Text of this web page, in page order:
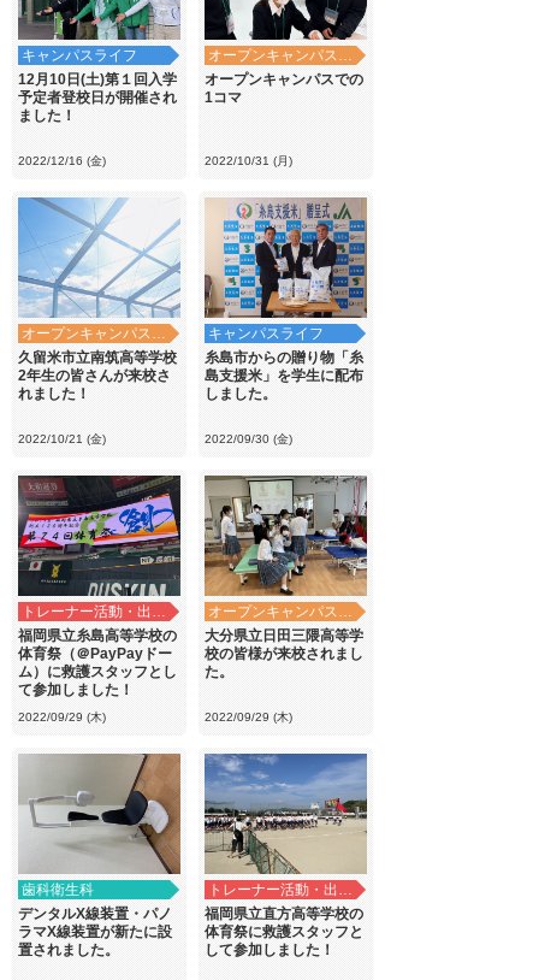
キャンパスライフ
12月10日(土)第１回入学
予定者登校日が開催され
ました！
2022/12/16 (金)
オープンキャンパス・学校見学
オープンキャンパスでの
1コマ
2022/10/31 (月)
オープンキャンパス・学校見学
久留米市立南筑高等学校
2年生の皆さんが来校さ
れました！
2022/10/21 (金)
キャンパスライフ
糸島市からの贈り物「糸
島支援米」を学生に配布
しました。
2022/09/30 (金)
トレーナー活動・出前講義
福岡県立糸島高等学校の
体育祭（＠PayPayドー
ム）に救護スタッフとし
て参加しました！
2022/09/29 (木)
オープンキャンパス・学校見学
大分県立日田三隈高等学
校の皆様が来校されまし
た。
2022/09/29 (木)
歯科衛生科
デンタルX線装置・パノ
ラマX線装置が新たに設
置されました。
トレーナー活動・出前講義
福岡県立直方高等学校の
体育祭に救護スタッフと
して参加しました！